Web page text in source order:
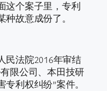
这个案子里，专利
故意成份了。
民法院2016年审结
限公司、本田技研
利权纠纷”案件。